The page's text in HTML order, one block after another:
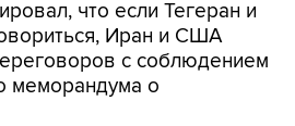
что если Тегеран и
Иран и США
с соблюдением
меморандума о